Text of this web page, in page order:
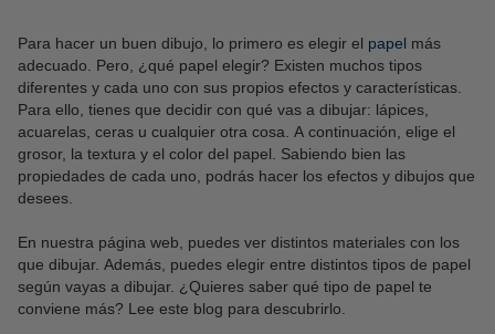
Para hacer un buen dibujo, lo primero es elegir el papel más
adecuado. Pero, ¿qué papel elegir? Existen muchos tipos
diferentes y cada uno con sus propios efectos y características.
Para ello, tienes que decidir con qué vas a dibujar: lápices,
acuarelas, ceras u cualquier otra cosa. A continuación, elige el
grosor, la textura y el color del papel. Sabiendo bien las
propiedades de cada uno, podrás hacer los efectos y dibujos que
desees.
En nuestra página web, puedes ver distintos materiales con los
que dibujar. Además, puedes elegir entre distintos tipos de papel
según vayas a dibujar. ¿Quieres saber qué tipo de papel te
conviene más? Lee este blog para descubrirlo.